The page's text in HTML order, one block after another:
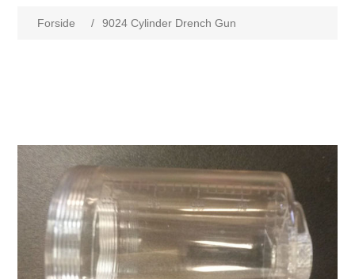
Forside / 9024 Cylinder Drench Gun